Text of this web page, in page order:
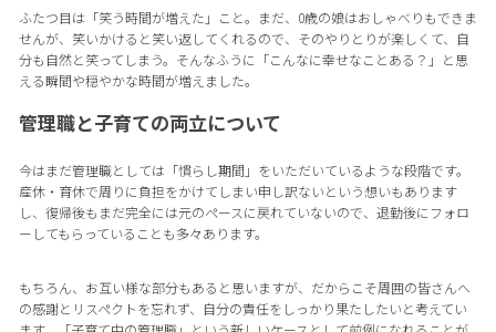
ふたつ目は「笑う時間が増えた」こと。まだ、0歳の娘はおしゃべりもできま
せんが、笑いかけると笑い返してくれるので、そのやりとりが楽しくて、自
分も自然と笑ってしまう。そんなふうに「こんなに幸せなことある？」と思
える瞬間や穏やかな時間が増えました。
管理職と子育ての両立について
今はまだ管理職としては「慣らし期間」をいただいているような段階です。
産休・育休で周りに負担をかけてしまい申し訳ないという想いもあります
し、復帰後もまだ完全には元のペースに戻れていないので、退勤後にフォロ
ーしてもらっていることも多々あります。
もちろん、お互い様な部分もあると思いますが、だからこそ周囲の皆さんへ
の感謝とリスペクトを忘れず、自分の責任をしっかり果たしたいと考えてい